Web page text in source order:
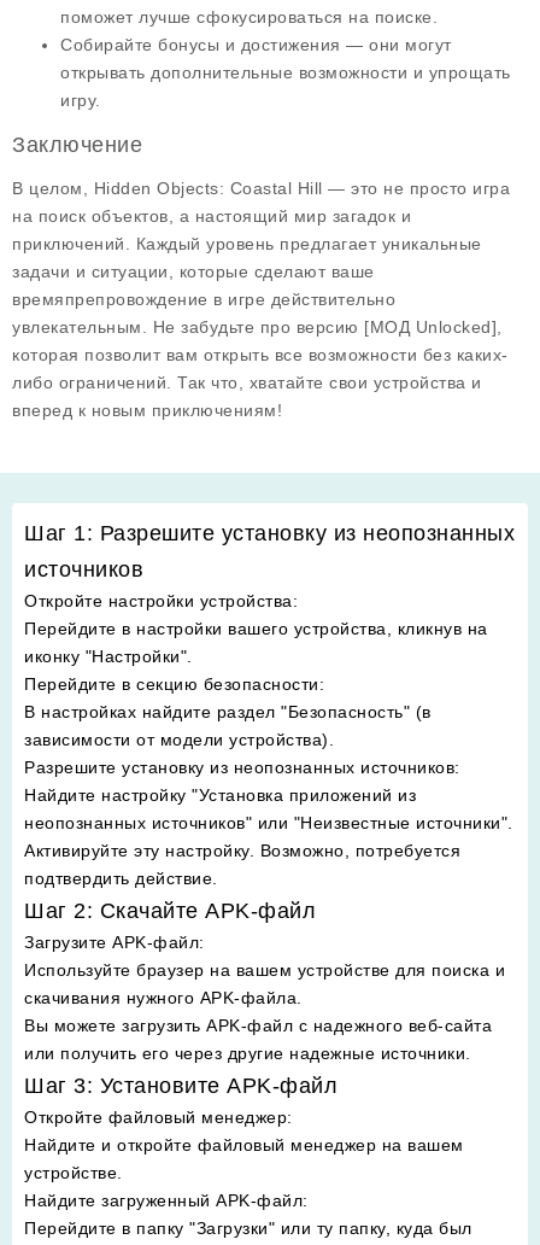
поможет лучше сфокусироваться на поиске.
Собирайте бонусы и достижения — они могут
открывать дополнительные возможности и упрощать
игру.
Заключение
В целом, Hidden Objects: Coastal Hill — это не просто игра
на поиск объектов, а настоящий мир загадок и
приключений. Каждый уровень предлагает уникальные
задачи и ситуации, которые сделают ваше
времяпрепровождение в игре действительно
увлекательным. Не забудьте про версию [МОД Unlocked]
которая позволит вам открыть все возможности без каких-
либо ограничений. Так что, хватайте свои устройства и
вперед к новым приключениям!
Шаг 1: Разрешите установку из неопознанных
источников
Откройте настройки устройства:
Перейдите в настройки вашего устройства, кликнув на
иконку "Настройки".
Перейдите в секцию безопасности:
В настройках найдите раздел "Безопасность" (в
зависимости от модели устройства).
Разрешите установку из неопознанных источников:
Найдите настройку "Установка приложений из
неопознанных источников" или "Неизвестные источники".
Активируйте эту настройку. Возможно, потребуется
подтвердить действие.
Шаг 2: Скачайте APK-файл
Загрузите APK-файл:
Используйте браузер на вашем устройстве для поиска и
скачивания нужного APK-файла.
Вы можете загрузить APK-файл с надежного веб-сайта
или получить его через другие надежные источники.
Шаг 3: Установите APK-файл
Откройте файловый менеджер:
Найдите и откройте файловый менеджер на вашем
устройстве.
Найдите загруженный APK-файл:
Перейдите в папку "Загрузки" или ту папку, куда был